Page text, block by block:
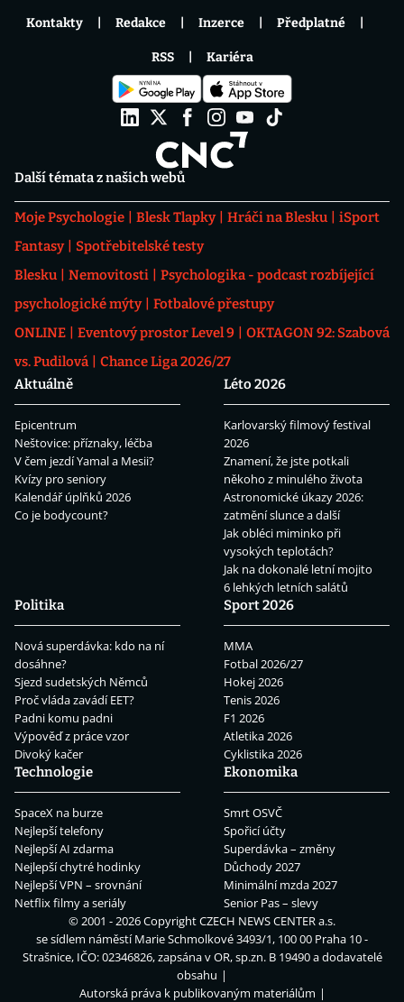
Další témata z našich webů
Moje Psychologie Blesk Tlapky Hráči na Blesku
iSport
Fantasy
Spotřebitelské testy
Blesku
Nemovitosti
Psychologika - podcast rozbíjející
psychologické mýty
Fotbalové přestupy
ONLINE
Eventový prostor Level 9
OKTAGON 92: Szabová
vs. Pudilová
Chance Liga 2026/27
Aktuálně
Epicentrum
Neštovice: příznaky, léčba
V čem jezdí Yamal a Mesii?
Kvízy pro seniory
Kalendář úplňků 2026
Co je bodycount?
Léto 2026
Karlovarský filmový festival
2026
Znamení, že jste potkali
někoho z minulého života
Astronomické úkazy 2026:
zatmění slunce a další
Jak obléci miminko při
vysokých teplotách?
Jak na dokonalé letní mojito
6 lehkých letních salátů
Politika
Nová superdávka: kdo na ní
dosáhne?
Sjezd sudetských Němců
Proč vláda zavádí EET?
Padni komu padni
Výpověď z práce vzor
Divoký kačer
Sport 2026
MMA
Fotbal 2026/27
Hokej 2026
Tenis 2026
F1 2026
Atletika 2026
Cyklistika 2026
Technologie
SpaceX na burze
Nejlepší telefony
Nejlepší AI zdarma
Nejlepší chytré hodinky
Nejlepší VPN – srovnání
Netflix filmy a seriály
Ekonomika
Smrt OSVČ
Spořicí účty
Superdávka – změny
Důchody 2027
Minimální mzda 2027
Senior Pas – slevy
Kontakty Redakce Inzerce Předplatné
RSS Kariéra
© 2001 - 2026 CopyrightCZECH NEWS CENTER a.s.
se sídlem náměstí Marie Schmolkové 3493/1, 100 00 Praha 10 -
Strašnice, IČO: 02346826, zapsána v OR, sp.zn. B 19490 a dodavatelé
obsahu
Autorská práva k publikovaným materiálům